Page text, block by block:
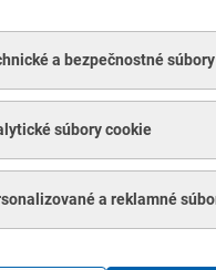
a bezpečnostné
súbory cookie
a reklamné